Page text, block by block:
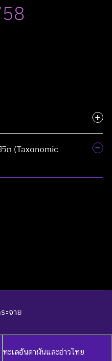
ต (Taxonomic
ะจาย
ทะเลอันดามันและอ่าวไทย